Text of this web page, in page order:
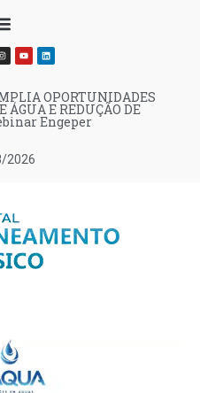
2026
OPORTUNIDADES
ÁGUA E REDUÇÃO DE
Engeper